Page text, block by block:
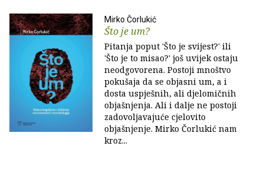
Mirko Čorlukić
Što je um?
Pitanja poput 'Što je svijest?' ili
'Što je to misao?' još uvijek ostaju
neodgovorena. Postoji mnoštvo
pokušaja da se objasni um, a i
dosta uspješnih, ali djelomičnih
objašnjenja. Ali i dalje ne postoji
zadovoljavajuće cjelovito
objašnjenje. Mirko Čorlukić nam
kroz...